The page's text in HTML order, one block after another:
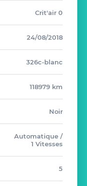
Crit'air 0
24/08/2018
326c-blanc
118979 km
Noir
Automatique /
1 Vitesses
5